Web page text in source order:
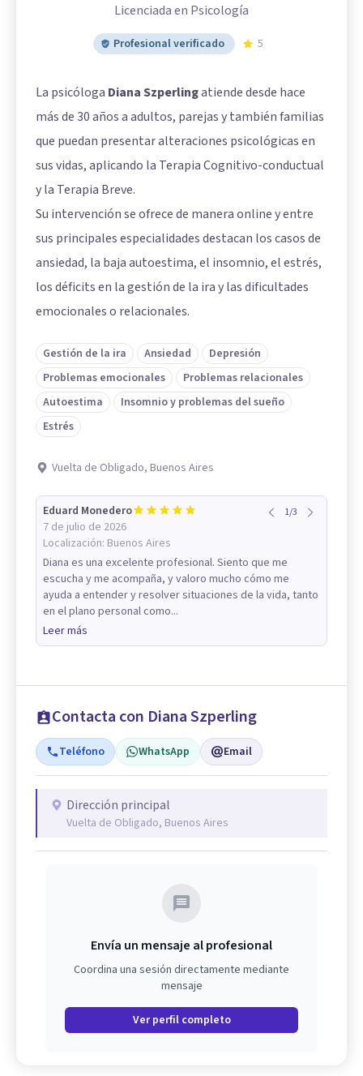
Licenciada en Psicología
Profesional verificado 5
La psicóloga Diana Szperlingatiende desde hace
más de 30 años a adultos, parejas y también familias
que puedan presentar alteraciones psicológicas en
sus vidas, aplicando la Terapia Cognitivo-conductual
y la Terapia Breve.
Su intervención se ofrece de manera online y entre
sus principales especialidades destacan los casos de
ansiedad, la baja autoestima, el insomnio, el estrés,
los déficits en la gestión de la ira y las dificultades
emocionales o relacionales.
Gestión de la ira Ansiedad
Depresión
Problemas emocionales
Problemas relacionales
Autoestima
Insomnio y problemas del sueño
Estrés
Vuelta de Obligado, Buenos Aires
Eduard Monedero
7 de julio de 2026
Localización: Buenos Aires
1/3
Diana es una excelente profesional. Siento que me
escucha y me acompaña, y valoro mucho cómo me
ayuda a entender y resolver situaciones de la vida, tanto
en el plano personal como...
Leer más
Contacta con Diana Szperling
Teléfono WhatsApp Email
Dirección principal
Vuelta de Obligado, Buenos Aires
Envía un mensaje al profesional
Coordina una sesión directamente mediante
mensaje
Ver perfil completo